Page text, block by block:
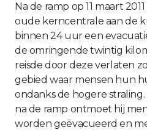
Na de ramp op 11 maart
oude kerncentrale aan de
binnen 24 uur een
de omringende twintig
reisde door deze verlaten
gebied waar mensen hun
ondanks de hogere
na de ramp ontmoet hij
worden geëvacueerd en